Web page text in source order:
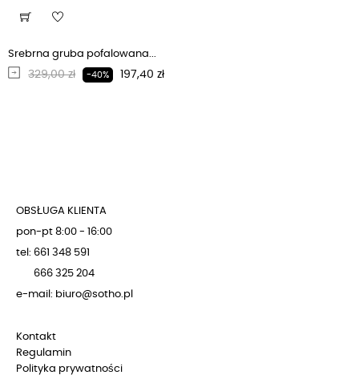
Srebrna gruba pofalowana...
Regularna cena
329,00 zł -40% Cena
197,40 zł
OBSŁUGA KLIENTA
pon-pt 8:00 - 16:00
tel: 661 348 591
666 325 204
e-mail: biuro@sotho.pl
Kontakt
Regulamin
Polityka prywatności